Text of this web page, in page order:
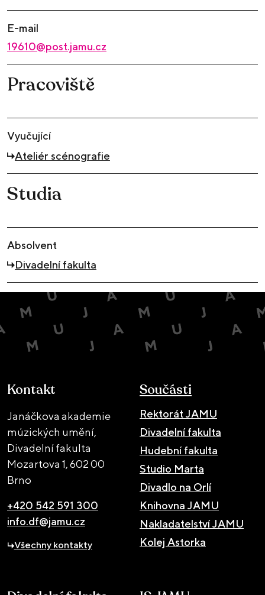
E-mail
19610@post.jamu.cz
Pracoviště
Vyučující
Ateliér scénografie
Studia
Absolvent
Divadelní fakulta
Kontakt
Janáčkova akademie
múzických umění,
Divadelní fakulta
Mozartova 1,602 00
Brno
+420 542 591 300
info.df@jamu.cz
Všechny kontakty
Součásti
Rektorát JAMU
Divadelní fakulta
Hudební fakulta
Studio Marta
Divadlo na Orlí
Knihovna JAMU
Nakladatelství JAMU
Kolej Astorka